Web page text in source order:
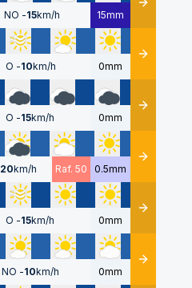
NO -15km/h 15mm Détails
O -10km/h 0mm Détails
O -15km/h 0mm Détails
20km/h Raf. 50 0.5mm Détails
O -15km/h 0mm Détails
NO -10km/h 0mm Détails